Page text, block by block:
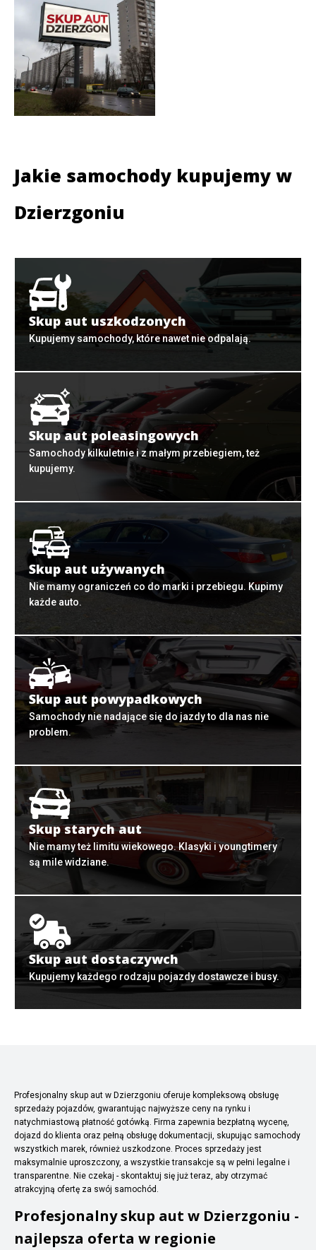
Jakie samochody kupujemy w
Dzierzgoniu
Skup aut uszkodzonych
Kupujemy samochody, które nawet nie odpalają.
Skup aut poleasingowych
Samochody kilkuletnie i z małym przebiegiem, też
kupujemy.
Skup aut używanych
Nie mamy ograniczeń co do marki i przebiegu. Kupimy
każde auto.
Skup aut powypadkowych
Samochody nie nadające się do jazdy to dla nas nie
problem.
Skup starych aut
Nie mamy też limitu wiekowego. Klasyki i youngtimery
są mile widziane.
Skup aut dostaczywch
Kupujemy każdego rodzaju pojazdy dostawcze i busy.
Profesjonalny skup aut w Dzierzgoniu oferuje kompleksową obsługę
sprzedaży pojazdów, gwarantując najwyższe ceny na rynku i
natychmiastową płatność gotówką. Firma zapewnia bezpłatną wycenę,
dojazd do klienta oraz pełną obsługę dokumentacji, skupując samochody
wszystkich marek, również uszkodzone. Proces sprzedaży jest
maksymalnie uproszczony, a wszystkie transakcje są w pełni legalne i
transparentne. Nie czekaj - skontaktuj się już teraz, aby otrzymać
atrakcyjną ofertę za swój samochód.
Profesjonalny skup aut w Dzierzgoniu -
najlepsza oferta w regionie